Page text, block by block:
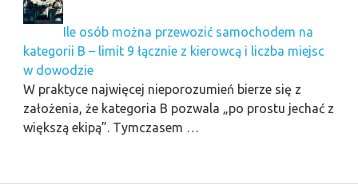
Ile osób można przewozić samochodem na
kategorii B – limit 9 łącznie z kierowcą i liczba miejsc
w dowodzie
W praktyce najwięcej nieporozumień bierze się z
założenia, że kategoria B pozwala „po prostu jechać z
większą ekipą”. Tymczasem …